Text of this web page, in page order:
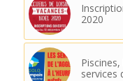
2020
services